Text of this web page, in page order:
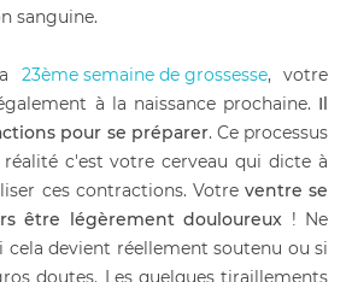
sanguine.
23ème semaine de grossesse, votre
à la naissance prochaine. Il
pour se préparer. Ce processus
c'est votre cerveau qui dicte à
ces contractions. Votre ventre se
être légèrement douloureux ! Ne
cela devient réellement soutenu ou si
doutes. Les quelques tiraillements